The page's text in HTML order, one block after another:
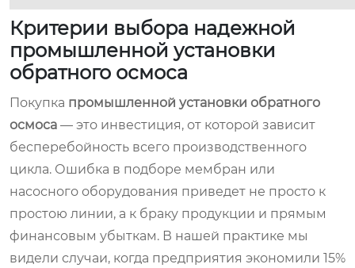
Критерии выбора надежной
промышленной установки
обратного осмоса
Покупка промышленной установки обратного
осмоса — это инвестиция, от которой зависит
бесперебойность всего производственного
цикла. Ошибка в подборе мембран или
насосного оборудования приведет не просто к
простою линии, а к браку продукции и прямым
финансовым убыткам. В нашей практике мы
видели случаи, когда предприятия экономили 15%